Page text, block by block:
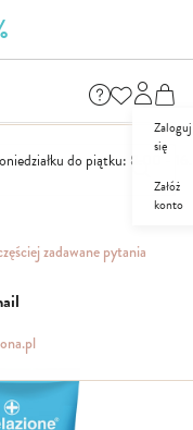
do piątku: 8.00 -
zadawane pytania
Zaloguj
się
Załóż
konto